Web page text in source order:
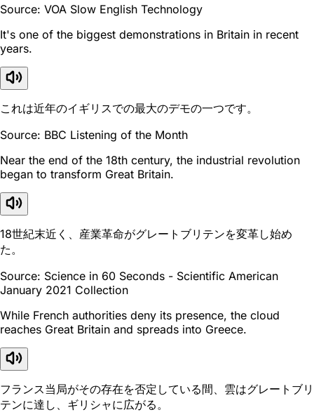
Source: VOA Slow English Technology
It's one of the biggest demonstrations in Britain in recent
years.
これは近年のイギリスでの最大のデモの一つです。
Source: BBC Listening of the Month
Near the end of the 18th century, the industrial revolution
began to transform Great Britain.
18世紀末近く、産業革命がグレートブリテンを変革し始め
た。
Source: Science in 60 Seconds - Scientific American
January 2021 Collection
While French authorities deny its presence, the cloud
reaches Great Britain and spreads into Greece.
フランス当局がその存在を否定している間、雲はグレートブリ
テンに達し、ギリシャに広がる。